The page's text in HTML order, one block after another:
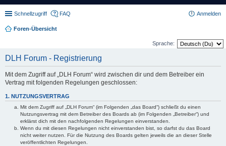
Schnellzugriff FAQ Anmelden
Foren-Übersicht
Sprache:
DLH Forum - Registrierung
Mit dem Zugriff auf „DLH Forum“ wird zwischen dir und dem Betreiber ein
Vertrag mit folgenden Regelungen geschlossen:
1. NUTZUNGSVERTRAG
Mit dem Zugriff auf „DLH Forum“ (im Folgenden „das Board“) schließt du einen
Nutzungsvertrag mit dem Betreiber des Boards ab (im Folgenden „Betreiber“) und
erklärst dich mit den nachfolgenden Regelungen einverstanden.
Wenn du mit diesen Regelungen nicht einverstanden bist, so darfst du das Board
nicht weiter nutzen. Für die Nutzung des Boards gelten jeweils die an dieser Stelle
veröffentlichten Regelungen.